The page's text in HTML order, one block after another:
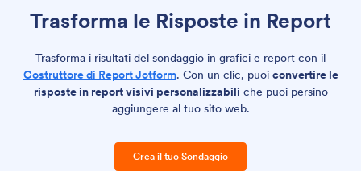
Trasforma le Risposte in Report
Trasforma i risultati del sondaggio in grafici e report con il
Costruttore di Report Jotform. Con un clic, puoi convertire le
risposte in report visivi personalizzabili che puoi persino
aggiungere al tuo sito web.
Crea il tuo Sondaggio